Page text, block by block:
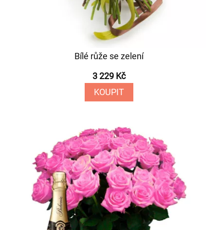
Bílé růže se zelení
3 229 Kč
KOUPIT